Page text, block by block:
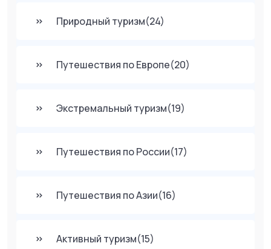
Природный туризм(24)
Путешествия по Европе(20)
Экстремальный туризм(19)
Путешествия по России(17)
Путешествия по Азии(16)
Активный туризм(15)